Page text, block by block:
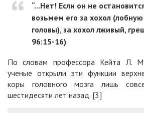
“...Нет! Если он не
возьмем его за хохол
головы), за хохол лживый,
96:15-16)
По словам профессора Кейта Л.
ученые открыли эти функции
коры головного мозга лишь
шестидесяти лет назад. [3]